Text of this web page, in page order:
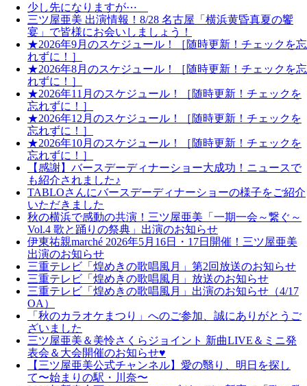
少し先になりますが⋯
三ツ屋亜美 出演情報！8/28 名古屋「横浜黄昏真夏の饗
宴」で皆様にお会いしましょう！
★2026年9月のスケジュール！［随時更新！チェックを忘
れずに！］
★2026年8月のスケジュール！［随時更新！チェックを忘
れずに！］
★2026年11月のスケジュール！［随時更新！チェックを
忘れずに！］
★2026年12月のスケジュール！［随時更新！チェックを
忘れずに！］
★2026年10月のスケジュール！［随時更新！チェックを
忘れずに！］
【感謝】バースデーディナーショー大成功！ニュースで
も紹介されました♪
TABLOさんにバースデーディナーショーの様子をご紹介
いただきました
秋の横浜で感動の共演！三ツ屋亜美「一期一会～繋ぐ～
Vol.4 歌と踊りの祭典」出演のお知らせ
伊東祐親marché 2026年5月16日・17日開催！三ツ屋亜美
出演のお知らせ
三重テレビ「煌めきの歌唱風月」第2回放送のお知らせ
三重テレビ「煌めきの歌唱風月」放送のお知らせ
三重テレビ「煌めきの歌唱風月」出演のお知らせ（4/17
OA）
「秋のカラオケまつり」へのご参加、誠にありがとうご
ざいました
三ツ屋亜美＆美怜さくらジョイント 新曲LIVE＆ミニ発
表会＆大会開催のお知らせ♥
【三ツ屋亜美公式チャンネル】愛の翳り、明日を探し
て〜始まりの駅・川奈〜